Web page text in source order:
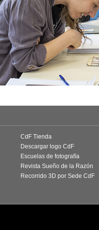
CdF Tienda
Descargar logo CdF
Escuelas de fotografía
Revista Sueño de la Razón
Recorrido 3D por Sede CdF